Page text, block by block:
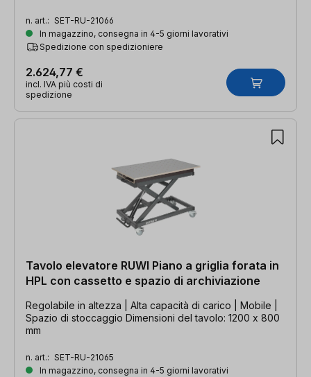
n. art.: SET-RU-21066
In magazzino, consegna in 4-5 giorni lavorativi
Spedizione con spedizioniere
2.624,77 €
incl. IVA più costi di
spedizione
Tavolo elevatore RUWI Piano a griglia forata in
HPL con cassetto e spazio di archiviazione
Regolabile in altezza | Alta capacità di carico | Mobile |
Spazio di stoccaggio Dimensioni del tavolo: 1200 x 800
mm
n. art.: SET-RU-21065
In magazzino, consegna in 4-5 giorni lavorativi